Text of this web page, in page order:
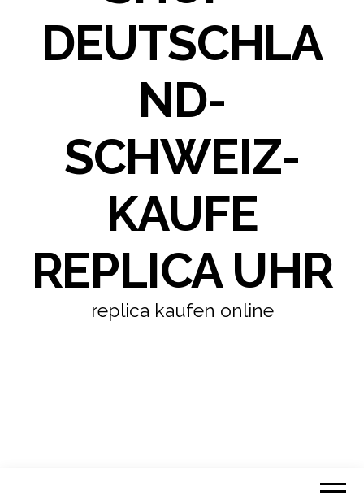
DEUTSCHLA
ND-
SCHWEIZ-
KAUFE
REPLICA UHR
replica kaufen online